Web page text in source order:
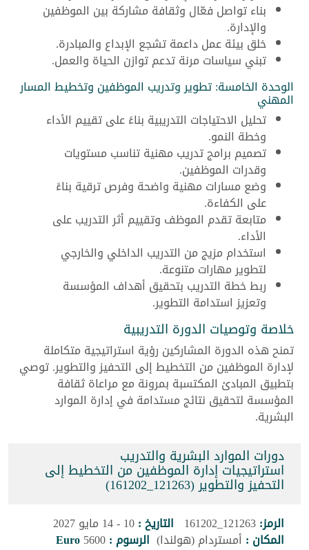
بناء تواصل فعّال وثقافة مشاركة بين الموظفين
والإدارة.
خلق بيئة عمل داعمة تشجع الإبداع والمبادرة.
تبني سياسات مرنة تدعم توازن الحياة والعمل.
الوحدة الخامسة: تطوير وتدريب الموظفين وتخطيط المسار
المهني
تحليل الاحتياجات التدريبية بناءً على تقييم الأداء
وخطة النمو.
تصميم برامج تدريب مهنية تناسب مستويات
وقدرات الموظفين.
وضع مسارات مهنية واضحة وفرص ترقية بناءً
على الكفاءة.
متابعة تقدم الموظف وتقييم أثر التدريب على
الأداء.
استخدام مزيج من التدريب الداخلي والخارجي
لتطوير مهارات متنوعة.
ربط خطة التدريب بتحقيق أهداف المؤسسة
وتعزيز استدامة التطوير.
خلاصة وتوصيات الدورة التدريبية
تمنح هذه الدورة المشاركين رؤية استراتيجية متكاملة
لإدارة الموظفين من التخطيط إلى التحفيز والتطوير. توصي
بتطبيق المبادئ المكتسبة بمرونة مع مراعاة ثقافة
المؤسسة لتحقيق نتائج مستدامة في إدارة الموارد
البشرية.
دورات الموارد البشرية والتدريب
استراتيجيات إدارة الموظفين من التخطيط إلى
التحفيز والتطوير (121263_161202)
الرمز:121263_161202 التاريخ :10 - 14 مايو 2027
المكان : أمستردام (هولندا) الرسوم :5600
Euro